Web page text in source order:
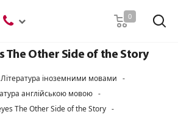
0
The Other Side of the Story
Література іноземними мовами -
англійською мовою -
The Other Side of the Story -